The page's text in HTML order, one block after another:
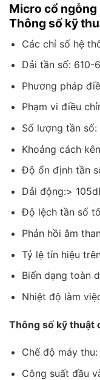
Micro cổ
Thông số kỹ
Các chỉ số hệ
Dải tần số: 610-
Phương pháp
Phạm vi điều
Số lượng tần
Khoảng cách
Độ ổn định tần
Dải động:>
Độ lệch tần số
Phản hồi âm
Tỷ lệ tín hiệu
Biến dạng toàn
Nhiệt độ làm
Thông số kỹ thuật
Chế độ máy
Công suất đầu